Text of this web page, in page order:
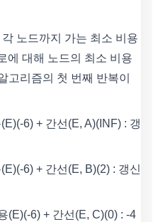
노드까지 가는 최소 비용
에 대해 노드의 최소 비용
고리즘의 첫 번째 반복이
6) + 간선(E, A)(INF) : 갱
6) + 간선(E, B)(2) : 갱신
(E)(-6) + 간선(E, C)(0) : -4